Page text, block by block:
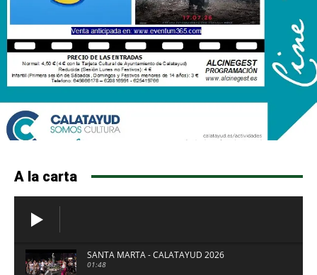
A la carta
SANTA MARTA - CALATAYUD 2026
01:48